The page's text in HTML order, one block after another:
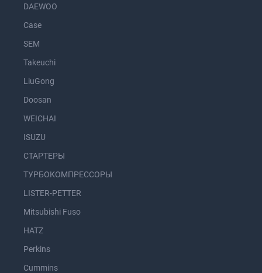
DAEWOO
Case
SEM
Takeuchi
LiuGong
Doosan
WEICHAI
ISUZU
СТАРТЕРЫ
ТУРБОКОМПРЕССОРЫ
LISTER-PETTER
Mitsubishi Fuso
HATZ
Perkins
Cummins